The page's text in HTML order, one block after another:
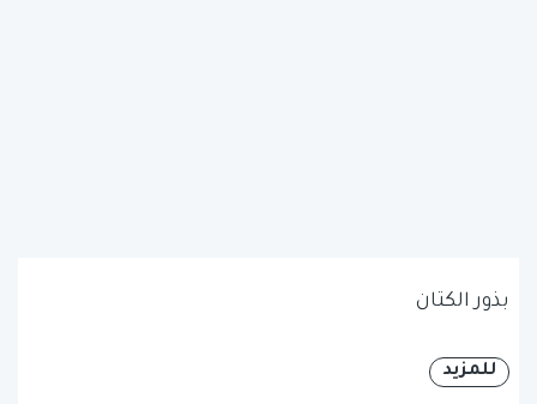
بذور الكتان
للمزيد